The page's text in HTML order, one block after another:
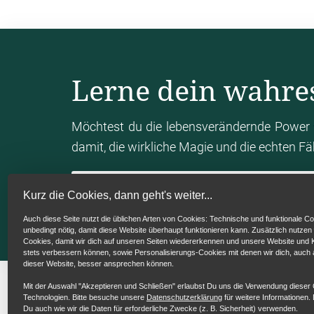
Kurz die Cookies, dann geht's weiter...
Auch diese Seite nutzt die üblichen Arten von Cookies: Technische und funktionale
unbedingt nötig, damit diese Website überhaupt funktionieren kann. Zusätzlich
Cookies, damit wir dich auf unseren Seiten wiedererkennen und unsere Website und
stets verbessern können, sowie Personalisierungs-Cookies mit denen wir dich, auch
dieser Website, besser ansprechen können.
Mit der Auswahl "Akzeptieren und Schließen" erlaubst Du uns die Verwendung dieser
Technologien. Bitte besuche unsere Datenschutzerklärung für weitere Informationen.
Du auch wie wir die Daten für erforderliche Zwecke (z. B. Sicherheit) verwenden.
Wahrsagerei zu betreiben,kommt der
Whatever it is.
Weil es eben darum geht,
Energiefeld,was jetzt vorherrschend ist
ich eine Aussagedarüber treffen, was in
zumachen und sage Nein zu etwas,zu
wenn das Sinn macht.Also es ist nicht
schönen hier, diese Sternzeichen
aber denken, dass Astrologie ist.Und da ist
Lerne dein
Möchtest du die lebensverändernde
damit, die wirkliche Magie und die echten
Mein Human Design Chart